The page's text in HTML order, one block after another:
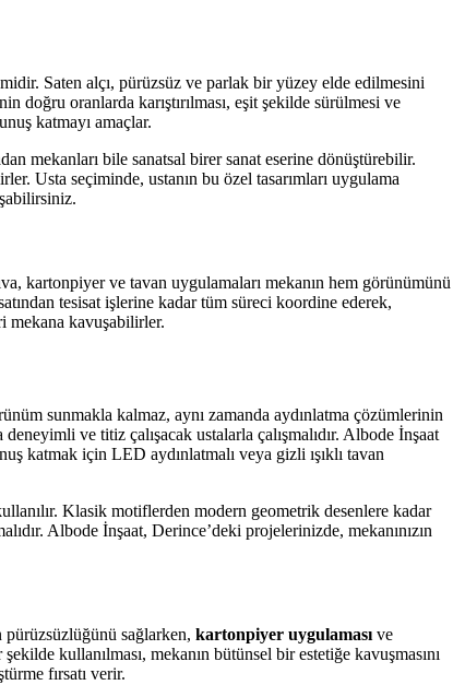
Saten alçı, pürüzsüz ve parlak bir yüzey elde edilmesini
doğru oranlarda karıştırılması, eşit şekilde sürülmesi ve
katmayı amaçlar.
mekanları bile sanatsal birer sanat eserine dönüştürebilir.
Usta seçiminde, ustanın bu özel tasarımları uygulama
kartonpiyer ve tavan uygulamaları mekanın hem görünümünü
tesisat işlerine kadar tüm süreci koordine ederek,
mekana kavuşabilirler.
sunmakla kalmaz, aynı zamanda aydınlatma çözümlerinin
ve titiz çalışacak ustalarla çalışmalıdır. Albode İnşaat
katmak için LED aydınlatmalı veya gizli ışıklı tavan
Klasik motiflerden modern geometrik desenlere kadar
Albode İnşaat, Derince’deki projelerinizde, mekanınızın
pürüzsüzlüğünü sağlarken, kartonpiyer uygulaması ve
kullanılması, mekanın bütünsel bir estetiğe kavuşmasını
fırsatı verir.